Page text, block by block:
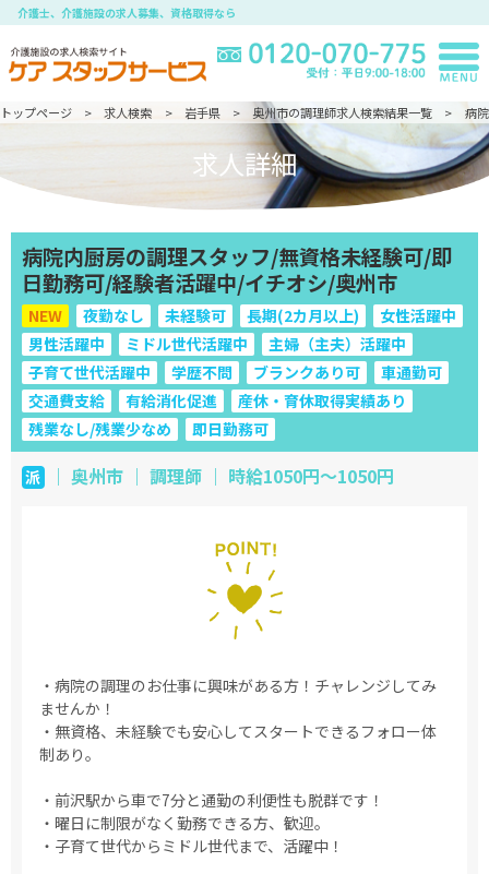
介護士、介護施設の求人募集、資格取得なら
トップページ 求人検索 岩手県 奥州市の調理師求人検索結果一覧 病
求人詳細
病院内厨房の調理スタッフ/無資格未経験可/即
日勤務可/経験者活躍中/イチオシ/奥州市
NEW 夜勤なし 未経験可 長期(2カ月以上)
女性活躍中
男性活躍中
ミドル世代活躍中
主婦（主夫）活躍中
子育て世代活躍中
学歴不問 ブランクあり可
車通勤可
交通費支給
有給消化促進
産休・育休取得実績あり
残業なし/残業少なめ
即日勤務可
派｜ 奥州市 ｜ 調理師 ｜ 時給1050円～1050円
・病院の調理のお仕事に興味がある方！チャレンジしてみ
ませんか！
・無資格、未経験でも安心してスタートできるフォロー体
制あり。
・前沢駅から車で7分と通勤の利便性も脱群です！
・曜日に制限がなく勤務できる方、歓迎。
・子育て世代からミドル世代まで、活躍中！